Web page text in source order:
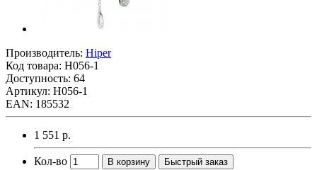
Производитель: Hiper
Код товара: H056-1
Доступность: 64
Артикул: H056-1
EAN: 185532
1 551 р.
Кол-во В корзину Быстрый заказ